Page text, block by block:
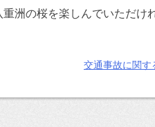
洲の桜を楽しんでいただけ
交通事故に関す